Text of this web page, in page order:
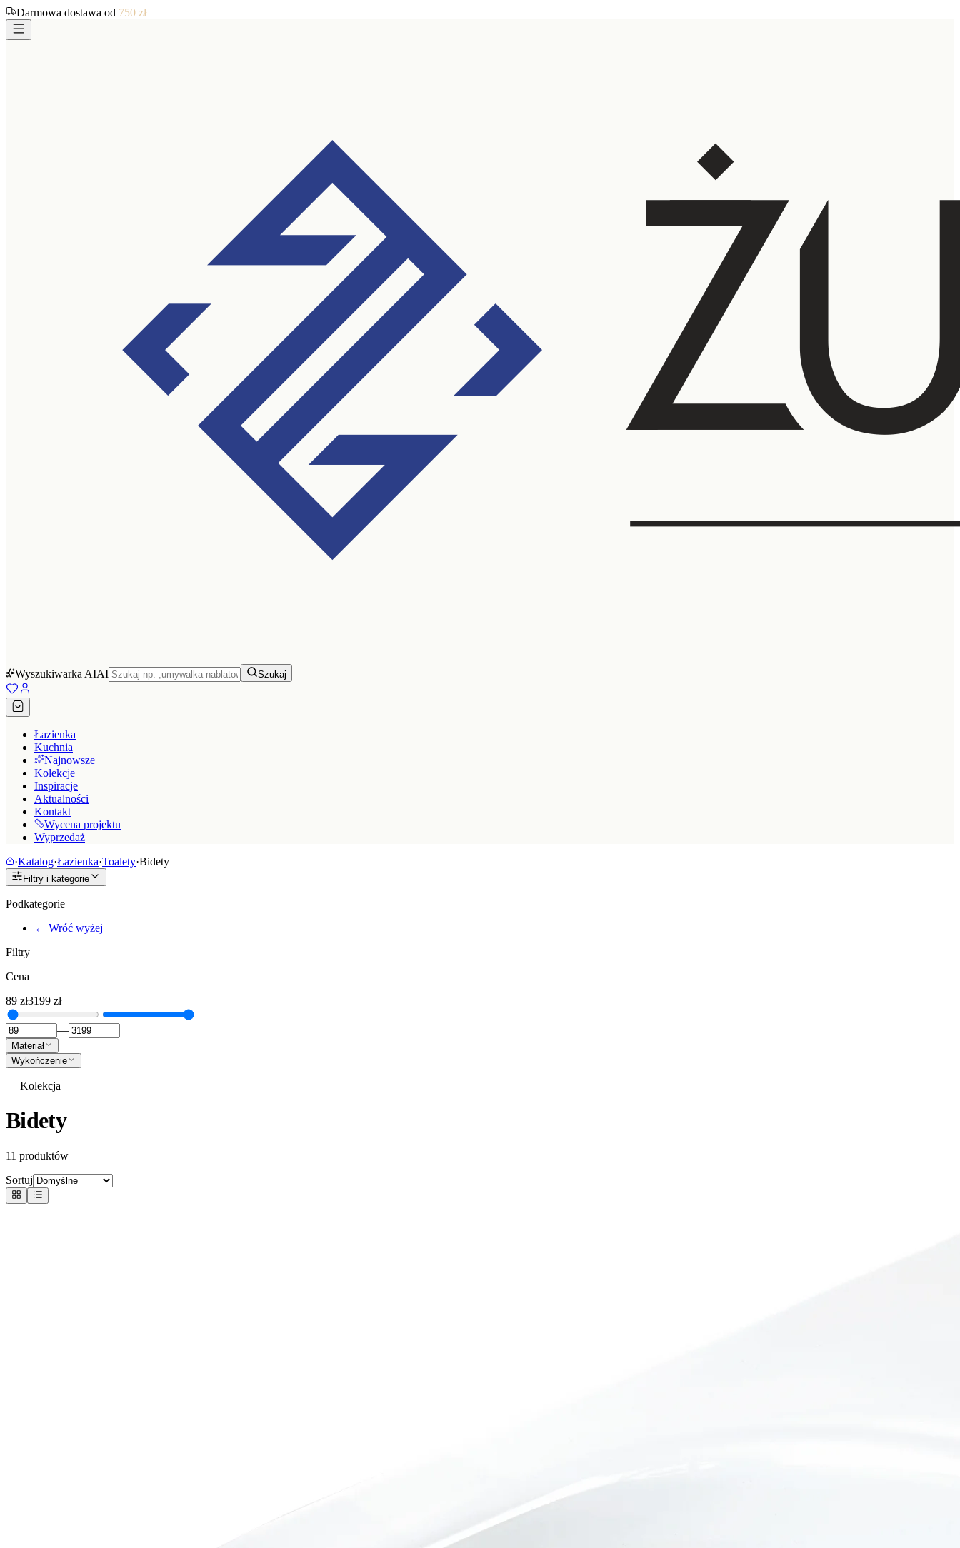
Darmowa dostawa od 750 zł
Wyszukiwarka AIAI Szukaj
Łazienka
Kuchnia
Najnowsze
Kolekcje
Inspiracje
Aktualności
Kontakt
Wycena projektu
Wyprzedaż
·Katalog·Łazienka·Toalety·Bidety
Filtry i kategorie
Podkategorie
← Wróć wyżej
Filtry
Cena
89 zł3199 zł
—
Materiał
Wykończenie
— Kolekcja
Bidety
11 produktów
Sortuj